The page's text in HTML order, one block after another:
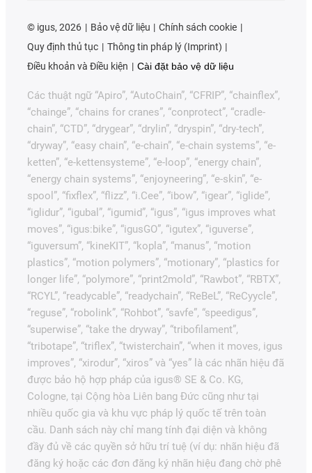
© igus, 2026 Bảo vệ dữ liệu
Chính sách cookie
Quy định thủ tục
Thông tin pháp lý (Imprint)
Điều khoản và Điều kiện
Cài đặt bảo vệ dữ liệu
Các thuật ngữ “Apiro”, “AutoChain”, “CFRIP”, “chainflex”,
“chainge”, “chains for cranes”, “conprotect”, “cradle-
chain”, “CTD”, “drygear”, “drylin”, “dryspin”, “dry-tech”,
“dryway”, “easy chain”, “e-chain”, “e-chain systems”, “e-
ketten”, “e-kettensysteme”, “e-loop”, “energy chain”,
“energy chain systems”, “enjoyneering”, “e-skin”, “e-
spool”, “fixflex”, “flizz”, “i.Cee”, “ibow”, “igear”, “iglide”,
“iglidur”, “igubal”, “igumid”, “igus”, “igus improves what
moves”, “igus:bike”, “igusGO”, “igutex”, “iguverse”,
“iguversum”, “kineKIT”, “kopla”, “manus”, “motion
plastics”, “motion polymers”, “motionary”, “plastics for
longer life”, “polymore”, “print2mold”, “Rawbot”, “RBTX”,
“RCYL”, “readycable”, “readychain”, “ReBeL”, “ReCyycle”,
“reguse”, “robolink”, “Rohbot”, “savfe”, “speedigus”,
“superwise”, “take the dryway”, “tribofilament”,
“tribotape”, “triflex”, “twisterchain”, “when it moves, igus
improves”, “xirodur”, “xiros” và “yes” là các nhãn hiệu đã
được bảo hộ hợp pháp của igus® SE & Co. KG,
Cologne, tại Cộng hòa Liên bang Đức cũng như tại
nhiều quốc gia và khu vực pháp lý quốc tế trên toàn
cầu. Danh sách này chỉ mang tính đại diện và không
đầy đủ về các quyền sở hữu trí tuệ (ví dụ: nhãn hiệu đã
đăng ký hoặc các đơn đăng ký nhãn hiệu đang chờ phê